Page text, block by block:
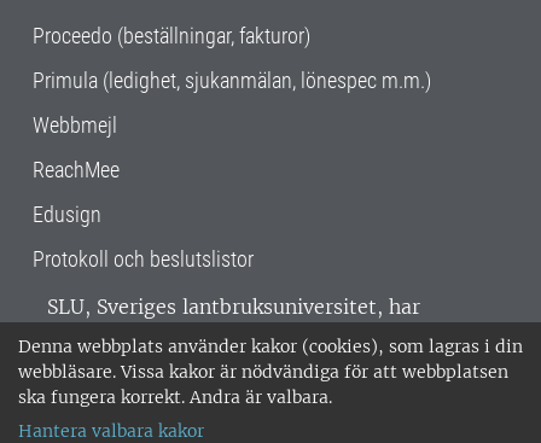
Denna webbplats använder kakor (cookies), som lagras i din
webbläsare. Vissa kakor är nödvändiga för att webbplatsen
ska fungera korrekt. Andra är valbara.
Hantera valbara kakor
Proceedo (beställningar, fakturor)
Primula (ledighet, sjukanmälan, lönespec m.m.)
Webbmejl
ReachMee
Edusign
Protokoll och beslutslistor
SLU, Sveriges lantbruksuniversitet, har
verksamhet över hela Sverige. Huvudorter är
Alnarp, Uppsala och Umeå.SLU är
miljöcertifierat enligt ISO 14001. •
018-67 10 00 • Org nr: 202100-2817 •